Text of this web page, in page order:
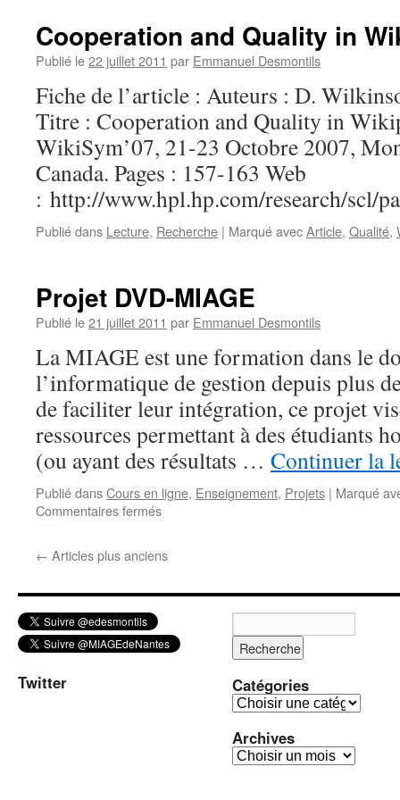
Cooperation and Quality in
Publié le22 juillet 2011 par Emmanuel Desmontils
Fiche de l’article : Auteurs : D.
Titre : Cooperation and Quality in
WikiSym’07, 21-23 Octobre 2007,
Canada. Pages : 157-163 Web
: http://www.hpl.hp.com/research/scl/
Publié dans Lecture, Recherche | Marqué avecArticle, Qualité,
Projet DVD-MIAGE
Publié le21 juillet 2011 par Emmanuel Desmontils
La MIAGE est une formation dans le
l’informatique de gestion depuis plus
de faciliter leur intégration, ce projet
ressources permettant à des étudiants
(ou ayant des résultats … Continuer la
Publié dansCours en ligne, Enseignement, Projets | Marqué
Commentaires fermés
MIAGE
← Articles plus anciens
Twitter Catégories
C
t
é
Archives
A